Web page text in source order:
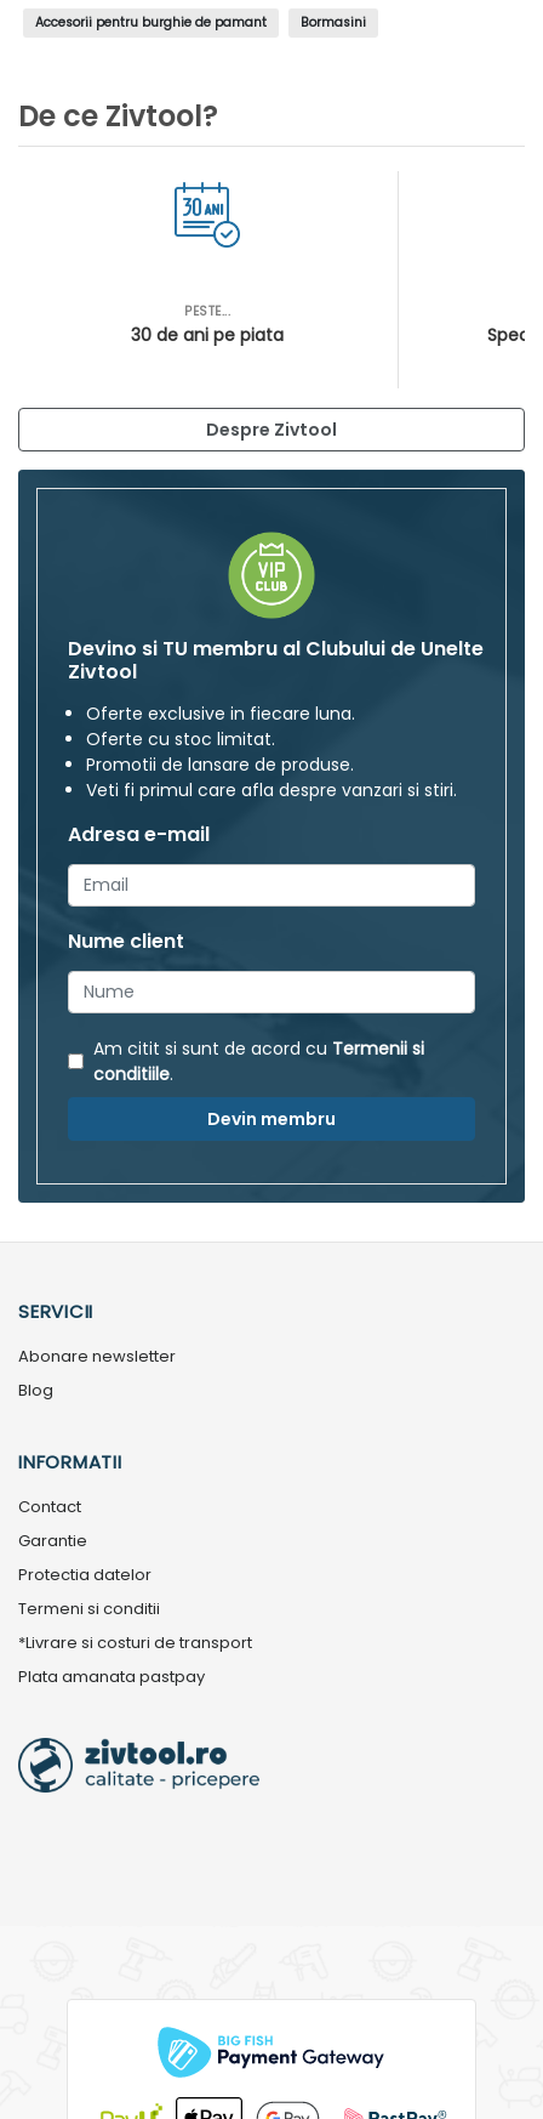
Accesorii pentru burghie de pamant Bormasini
De ce Zivtool?
PESTE...
30 de ani pe piata
Despre Zivtool
Devino si TU membru al Clubului de Unelte
Zivtool
Oferte exclusive in fiecare luna.
Oferte cu stoc limitat.
Promotii de lansare de produse.
Veti fi primul care afla despre vanzari si stiri.
Adresa e-mail
Nume client
Am citit si sunt de acord cu Termenii si
conditiile.
Devin membru
SERVICII
Abonare newsletter
Blog
INFORMATII
Contact
Garantie
Protectia datelor
Termeni si conditii
*Livrare si costuri de transport
Plata amanata pastpay